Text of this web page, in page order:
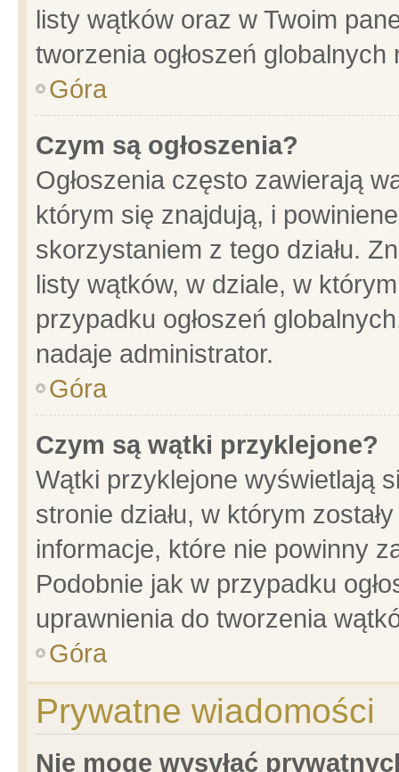
listy wątków oraz w Twoim
tworzenia ogłoszeń
Góra
Czym są ogłoszenia?
Ogłoszenia często zawierają
którym się znajdują, i
skorzystaniem z tego działu.
listy wątków, w dziale, w
przypadku ogłoszeń
nadaje administrator.
Góra
Czym są wątki przyklejone?
Wątki przyklejone wyświetlają
stronie działu, w którym
informacje, które nie powinny
Podobnie jak w przypadku
uprawnienia do tworzenia
Góra
Prywatne wiadomości
Nie mogę wysyłać